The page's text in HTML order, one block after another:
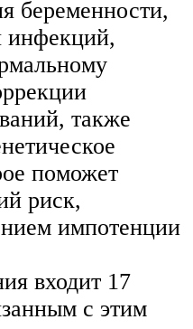
беременности,
инфекций,
также
поможет
риск,
импотенции
входит 17
с этим